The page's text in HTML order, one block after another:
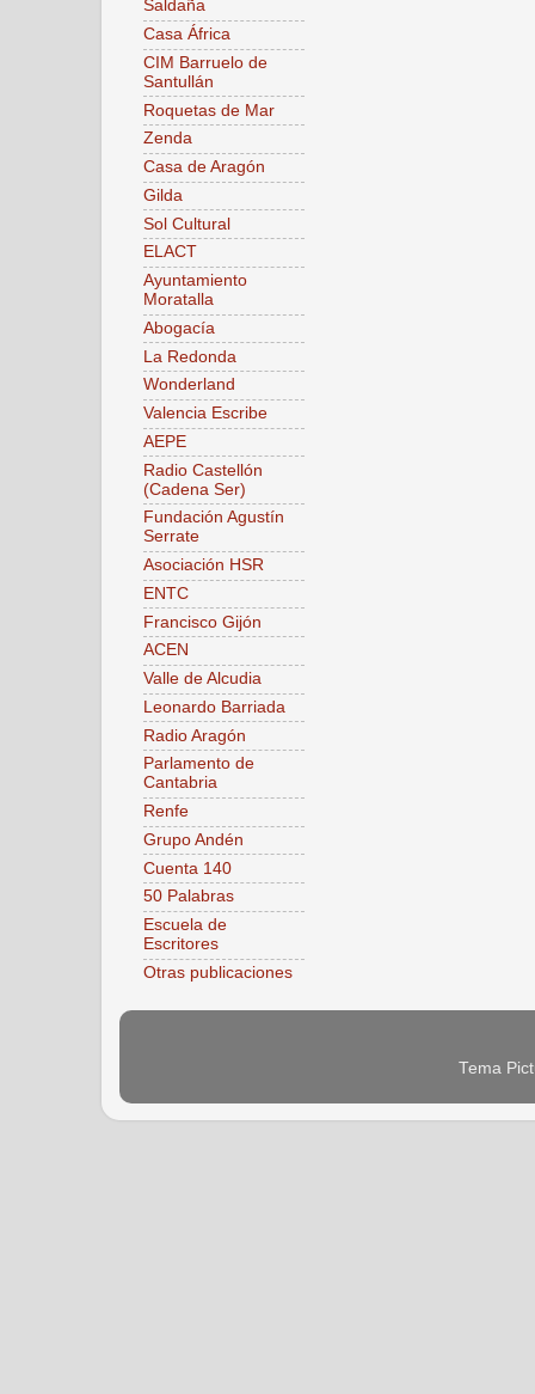
Saldaña
Casa África
CIM Barruelo de
Santullán
Roquetas de Mar
Zenda
Casa de Aragón
Gilda
Sol Cultural
ELACT
Ayuntamiento
Moratalla
Abogacía
La Redonda
Wonderland
Valencia Escribe
AEPE
Radio Castellón
(Cadena Ser)
Fundación Agustín
Serrate
Asociación HSR
ENTC
Francisco Gijón
ACEN
Valle de Alcudia
Leonardo Barriada
Radio Aragón
Parlamento de
Cantabria
Renfe
Grupo Andén
Cuenta 140
50 Palabras
Escuela de
Escritores
Otras publicaciones
Tema